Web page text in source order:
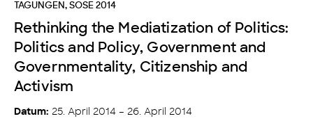
TAGUNGEN, SOSE 2014
Rethinking the Mediatization of Politics:
Politics and Policy, Government and
Governmentality, Citizenship and
Activism
Datum: 25. April 2014 – 26. April 2014